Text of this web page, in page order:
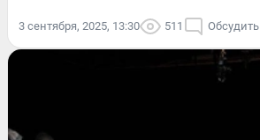
3 сентября, 2025, 13:30 511 Обсудить